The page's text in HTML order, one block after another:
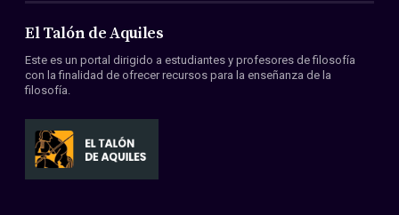
Acerca de nosotros
Miembros
Convenios
El Talón de Aquiles
Este es un portal dirigido a estudiantes y profesores de filosofía
con la finalidad de ofrecer recursos para la enseñanza de la
filosofía.